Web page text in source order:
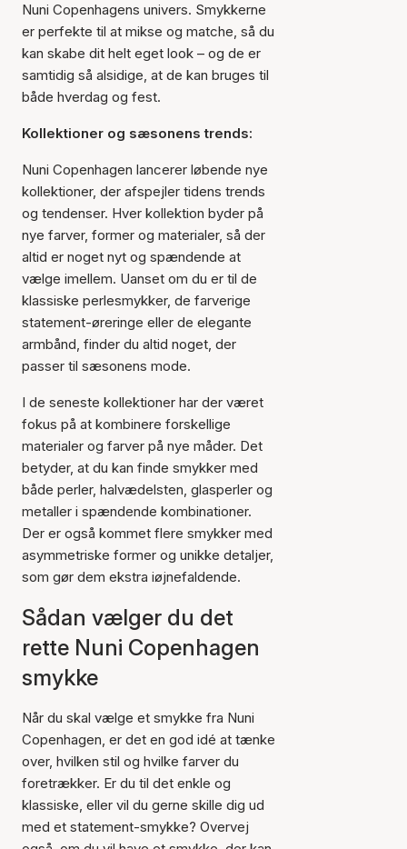
Nuni Copenhagens univers. Smykkerne
er perfekte til at mikse og matche, så du
kan skabe dit helt eget look – og de er
samtidig så alsidige, at de kan bruges til
både hverdag og fest.
Kollektioner og sæsonens trends:
Nuni Copenhagen lancerer løbende nye
kollektioner, der afspejler tidens trends
og tendenser. Hver kollektion byder på
nye farver, former og materialer, så der
altid er noget nyt og spændende at
vælge imellem. Uanset om du er til de
klassiske perlesmykker, de farverige
statement-øreringe eller de elegante
armbånd, finder du altid noget, der
passer til sæsonens mode.
I de seneste kollektioner har der været
fokus på at kombinere forskellige
materialer og farver på nye måder. Det
betyder, at du kan finde smykker med
både perler, halvædelsten, glasperler og
metaller i spændende kombinationer.
Der er også kommet flere smykker med
asymmetriske former og unikke detaljer,
som gør dem ekstra iøjnefaldende.
Sådan vælger du det
rette Nuni Copenhagen
smykke
Når du skal vælge et smykke fra Nuni
Copenhagen, er det en god idé at tænke
over, hvilken stil og hvilke farver du
foretrækker. Er du til det enkle og
klassiske, eller vil du gerne skille dig ud
med et statement-smykke? Overvej